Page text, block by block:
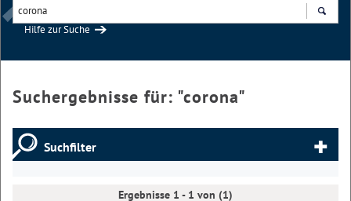
Hilfe zur Suche
Suchergebnisse für: "corona"
Suchfilter
Ergebnisse 1 - 1 von (1)